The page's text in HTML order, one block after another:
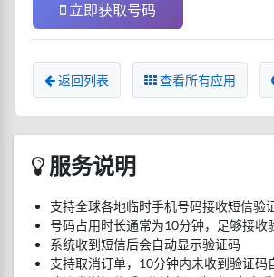
立即获取号码
返回列表 查看所有应用
服务说明
支持全球各地临时手机号码接收短信验
号码占用时长通常为10分钟，足够接收
系统收到短信后会自动显示验证码
支持取消订单，10分钟内未收到验证码